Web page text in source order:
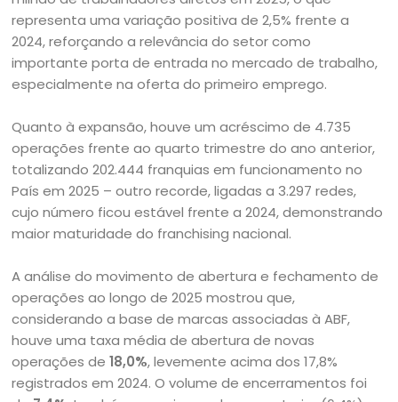
representa uma variação positiva de 2,5% frente a
2024, reforçando a relevância do setor como
importante porta de entrada no mercado de trabalho,
especialmente na oferta do primeiro emprego.
Quanto à expansão, houve um acréscimo de 4.735
operações frente ao quarto trimestre do ano anterior,
totalizando 202.444 franquias em funcionamento no
País em 2025 – outro recorde, ligadas a 3.297 redes,
cujo número ficou estável frente a 2024, demonstrando
maior maturidade do franchising nacional.
A análise do movimento de abertura e fechamento de
operações ao longo de 2025 mostrou que,
considerando a base de marcas associadas à ABF,
houve uma taxa média de abertura de novas
operações de18,0%, levemente acima dos 17,8%
registrados em 2024. O volume de encerramentos foi